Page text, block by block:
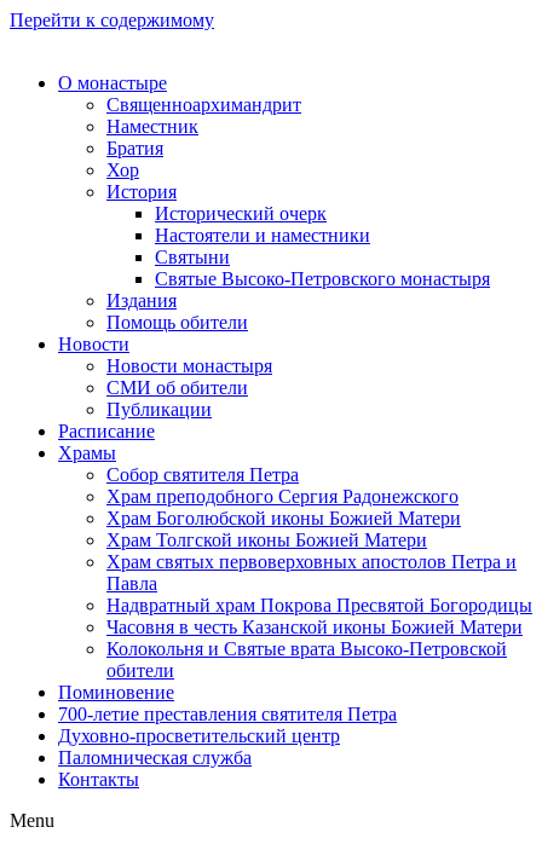
Перейти к содержимому
О монастыре
Священноархимандрит
Наместник
Братия
Хор
История
Исторический очерк
Настоятели и наместники
Святыни
Святые Высоко-Петровского монастыря
Издания
Помощь обители
Новости
Новости монастыря
СМИ об обители
Публикации
Расписание
Храмы
Собор святителя Петра
Храм преподобного Сергия Радонежского
Храм Боголюбской иконы Божией Матери
Храм Толгской иконы Божией Матери
Храм святых первоверховных апостолов Петра и
Павла
Надвратный храм Покрова Пресвятой Богородицы
Часовня в честь Казанской иконы Божией Матери
Колокольня и Святые врата Высоко-Петровской
обители
Поминовение
700-летие преставления святителя Петра
Духовно-просветительский центр
Паломническая служба
Контакты
Menu